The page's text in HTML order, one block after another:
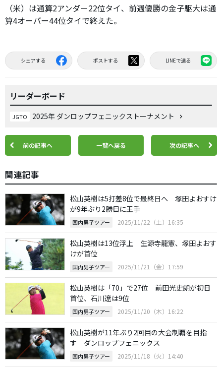
（米）は通算2アンダー22位タイ、前週優勝の金子駆大は通
算4オーバー44位タイで終えた。
シェアする ポストする LINEで送る
リーダーボード
JGTO 2025年 ダンロップフェニックストーナメント
前の記事へ 一覧へ戻る 次の記事へ
関連記事
松山英樹は5打差8位で最終日へ 塚田よおすけ
が9年ぶり2勝目に王手
国内男子ツアー 2025/11/22（土）16:35
松山英樹は13位浮上 生源寺龍憲、塚田よおす
けが首位
国内男子ツアー 2025/11/21（金）17:59
松山英樹は「70」で27位 前田光史朗が初日
首位、石川遼は9位
国内男子ツアー 2025/11/20（木）16:22
松山英樹が11年ぶり2回目の大会制覇を目指
す ダンロップフェニックス
国内男子ツアー 2025/11/18（火）14:40